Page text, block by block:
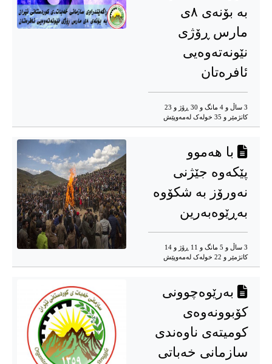
بە بۆنەی ٨ی
مارس ڕۆژی
نێونەتەوەیی
ئافرەتان
3 ساڵ و 4 مانگ و 30 ڕۆژ و 23
کاتژمێر و 35 خوله‌ک له‌مه‌وپێش‌
با هەموو
پێکەوە جێژنی
نەورۆز بە شکۆوە
بەڕێوەبەرین
3 ساڵ و 5 مانگ و 11 ڕۆژ و 14
کاتژمێر و 22 خوله‌ک له‌مه‌وپێش‌
بەرێوەچوونی
کۆبوونەوەی
کومیتەی ناوەندی
سازمانی خەباتی